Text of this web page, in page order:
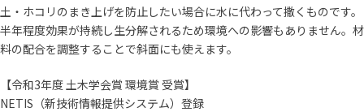
土・ホコリのまき上げを防止したい場合に水に代わって撒くものです。
半年程度効果が持続し生分解されるため環境への影響もありません。材
料の配合を調整することで斜面にも使えます。
【令和3年度 土木学会賞 環境賞 受賞】
NETIS（新技術情報提供システム）登録